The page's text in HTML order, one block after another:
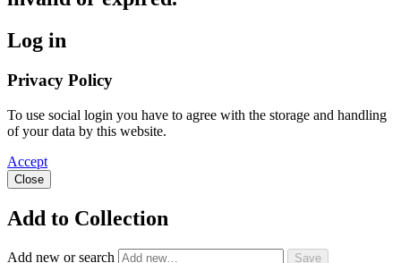
Log in
Privacy Policy
To use social login you have to agree with the storage and handling
of your data by this website.
Accept
Close
Add to Collection
Add new or search